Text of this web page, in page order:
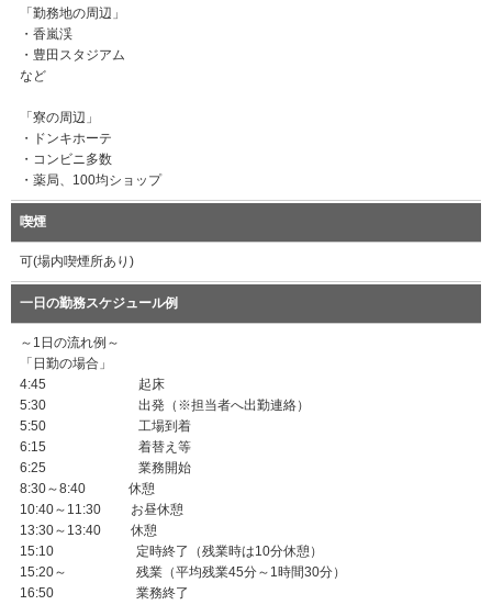
「勤務地の周辺」
・香嵐渓
・豊田スタジアム
など
「寮の周辺」
・ドンキホーテ
・コンビニ多数
・薬局、100均ショップ
喫煙
可(場内喫煙所あり)
一日の勤務スケジュール例
～1日の流れ例～
「日勤の場合」
4:45 起床
5:30 出発（※担当者へ出勤連絡）
5:50 工場到着
6:15 着替え等
6:25 業務開始
8:30～8:40 休憩
10:40～11:30 お昼休憩
13:30～13:40 休憩
15:10 定時終了（残業時は10分休憩）
15:20～ 残業（平均残業45分～1時間30分）
16:50 業務終了